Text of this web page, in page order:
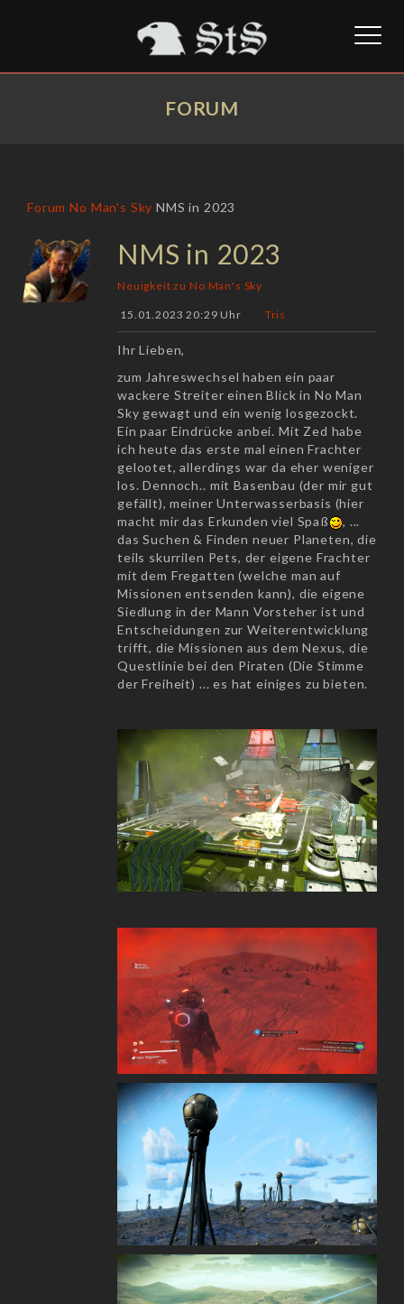
FORUM
Forum No Man's Sky NMS in 2023
NMS in 2023
Neuigkeit zu No Man's Sky
15.01.2023 20:29 Uhr Tris
Ihr Lieben,
zum Jahreswechsel haben ein paar
wackere Streiter einen Blick in No Man
Sky gewagt und ein wenig losgezockt.
Ein paar Eindrücke anbei. Mit Zed habe
ich heute das erste mal einen Frachter
gelootet, allerdings war da eher weniger
los. Dennoch.. mit Basenbau (der mir gut
gefällt), meiner Unterwasserbasis (hier
macht mir das Erkunden viel Spaß
, ...
das Suchen & Finden neuer Planeten, die
teils skurrilen Pets, der eigene Frachter
mit dem Fregatten (welche man auf
Missionen entsenden kann), die eigene
Siedlung in der Mann Vorsteher ist und
Entscheidungen zur Weiterentwicklung
trifft, die Missionen aus dem Nexus, die
Questlinie bei den Piraten (Die Stimme
der Freiheit) ... es hat einiges zu bieten.